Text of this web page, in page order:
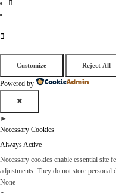
Customize Reject All
Powered by
✖
►
Necessary Cookies
Always Active
Necessary cookies enable essential site
adjustments. They do not store personal
None